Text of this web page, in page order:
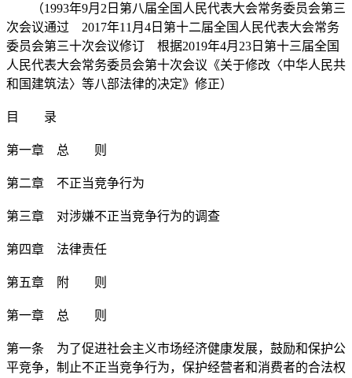
（1993年9月2日第八届全国人民代表大会常务委员会第三
次会议通过 2017年11月4日第十二届全国人民代表大会常务
委员会第三十次会议修订 根据2019年4月23日第十三届全国
人民代表大会常务委员会第十次会议《关于修改〈中华人民共
和国建筑法〉等八部法律的决定》修正）
目 录
第一章 总 则
第二章 不正当竞争行为
第三章 对涉嫌不正当竞争行为的调查
第四章 法律责任
第五章 附 则
第一章 总 则
第一条 为了促进社会主义市场经济健康发展，鼓励和保护公
平竞争，制止不正当竞争行为，保护经营者和消费者的合法权